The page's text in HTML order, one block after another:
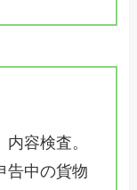
容検査。
告中の貨物